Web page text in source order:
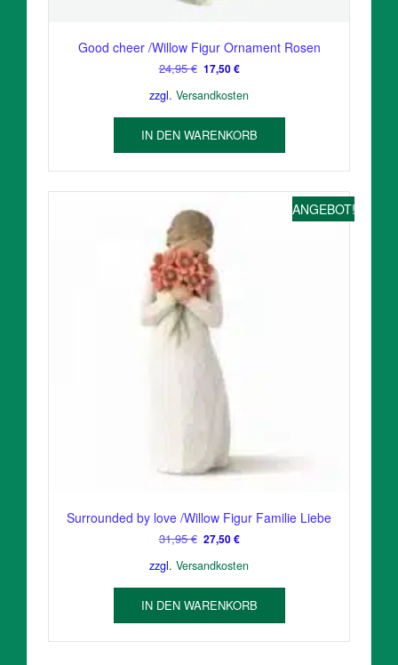
Good cheer /Willow Figur Ornament Rosen
24,95€ Ursprünglicher
war:
24,95 €
17,50€Aktueller
ist:
17,50 €.
zzgl. Versandkosten
IN DEN WARENKORB
ANGEBOT!
Surrounded by love /Willow Figur Familie Liebe
31,95€ Ursprünglicher
war:
31,95 €
27,50€Aktueller
ist:
27,50 €.
zzgl. Versandkosten
IN DEN WARENKORB